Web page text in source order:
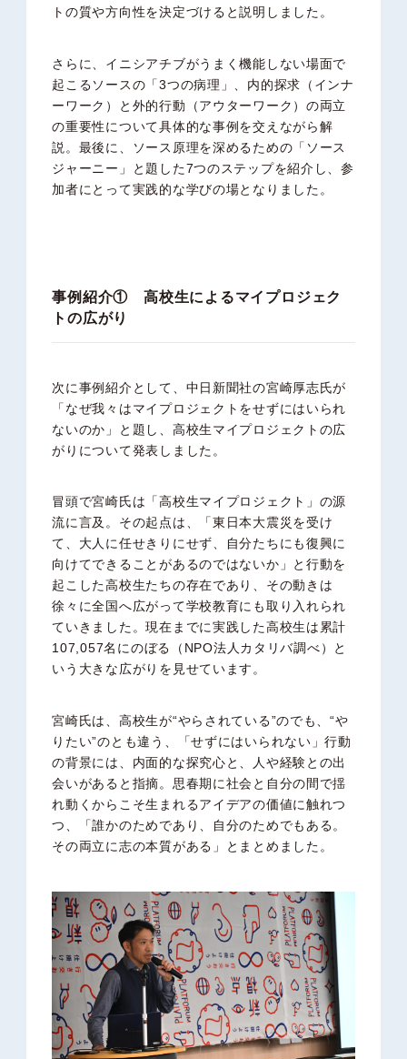
トの質や方向性を決定づけると説明しました。
さらに、イニシアチブがうまく機能しない場面で
起こるソースの「3つの病理」、内的探求（インナ
ーワーク）と外的行動（アウターワーク）の両立
の重要性について具体的な事例を交えながら解
説。最後に、ソース原理を深めるための「ソース
ジャーニー」と題した7つのステップを紹介し、参
加者にとって実践的な学びの場となりました。
事例紹介① 高校生によるマイプロジェク
トの広がり
次に事例紹介として、 中日新聞社の宮崎厚志氏が
「なぜ我々はマイプロジェクトをせずにはいられ
ないのか」と題し、高校生マイプロジェクトの広
がりについて発表しました。
冒頭で宮崎氏は「高校生マイプロジェクト」の源
流に言及。その起点は、「東日本大震災を受け
て、大人に任せきりにせず、自分たちにも復興に
向けてできることがあるのではないか」と行動を
起こした高校生たちの存在であり、その動きは
徐々に全国へ広がって学校教育にも取り入れられ
ていきました。現在までに実践した高校生は累計
107,057名にのぼる（NPO法人カタリバ調べ）と
いう大きな広がりを見せています。
宮崎氏は、高校生が“やらされている”のでも、“や
りたい”のとも違う、「せずにはいられない」行動
の背景には、内面的な探究心と、人や経験との出
会いがあると指摘。思春期に社会と自分の間で揺
れ動くからこそ生まれるアイデアの価値に触れつ
つ、「誰かのためであり、自分のためでもある。
その両立に志の本質がある」とまとめました。